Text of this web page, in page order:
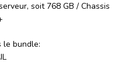
soit 768 GB / Chassis
le bundle: